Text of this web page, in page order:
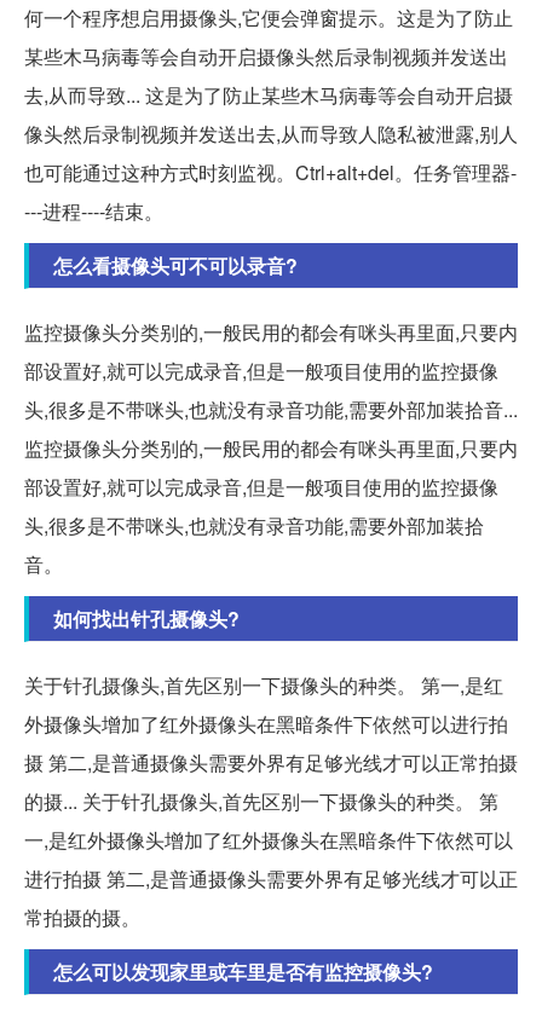
何一个程序想启用摄像头,它便会弹窗提示。这是为了防止
某些木马病毒等会自动开启摄像头然后录制视频并发送出
去,从而导致... 这是为了防止某些木马病毒等会自动开启摄
像头然后录制视频并发送出去,从而导致人隐私被泄露,别人
也可能通过这种方式时刻监视。Ctrl+alt+del。任务管理器-
---进程----结束。
怎么看摄像头可不可以录音?
监控摄像头分类别的,一般民用的都会有咪头再里面,只要内
部设置好,就可以完成录音,但是一般项目使用的监控摄像
头,很多是不带咪头,也就没有录音功能,需要外部加装拾音...
监控摄像头分类别的,一般民用的都会有咪头再里面,只要内
部设置好,就可以完成录音,但是一般项目使用的监控摄像
头,很多是不带咪头,也就没有录音功能,需要外部加装拾
音。
如何找出针孔摄像头?
关于针孔摄像头,首先区别一下摄像头的种类。 第一,是红
外摄像头增加了红外摄像头在黑暗条件下依然可以进行拍
摄 第二,是普通摄像头需要外界有足够光线才可以正常拍摄
的摄... 关于针孔摄像头,首先区别一下摄像头的种类。 第
一,是红外摄像头增加了红外摄像头在黑暗条件下依然可以
进行拍摄 第二,是普通摄像头需要外界有足够光线才可以正
常拍摄的摄。
怎么可以发现家里或车里是否有监控摄像头?